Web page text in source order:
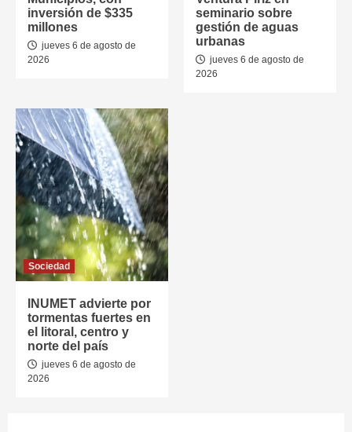
inversión de $335
millones
jueves 6 de agosto de
2026
seminario sobre
gestión de aguas
urbanas
jueves 6 de agosto de
2026
Sociedad
INUMET advierte por
tormentas fuertes en
el litoral, centro y
norte del país
jueves 6 de agosto de
2026